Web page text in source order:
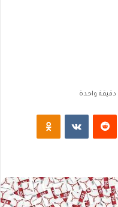
دقيقة واحدة
بينتيريست